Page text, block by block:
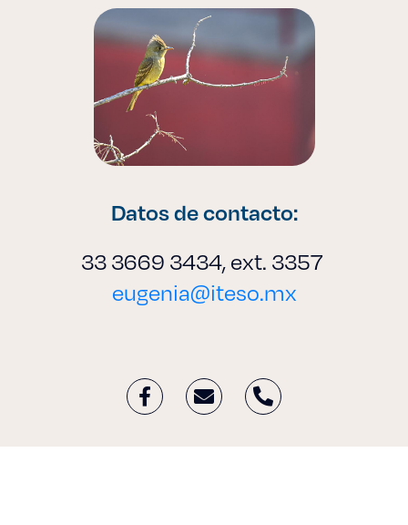
Datos de contacto:
33 3669 3434, ext. 3357
eugenia@iteso.mx